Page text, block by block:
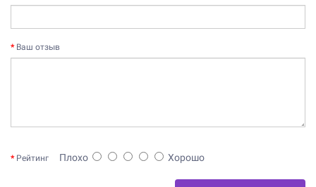
Ваш отзыв
Рейтинг Плохо Хорошо